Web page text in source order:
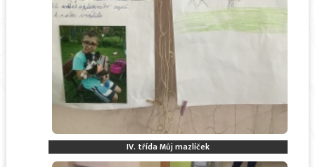
IV. třída Můj mazlíček